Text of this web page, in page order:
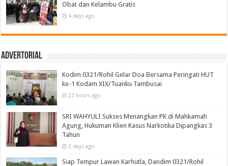
Obat dan Kelambu Gratis
4 days ago
Advertorial
Kodim 0321/Rohil Gelar Doa Bersama Peringati HUT
ke-1 Kodam XIX/Tuanku Tambusai
23 hours ago
SRI WAHYULI Sukses Menangkan PK di Mahkamah
Agung, Hukuman Klien Kasus Narkotika Dipangkas 3
Tahun
2 days ago
Siap Tempur Lawan Karhutla, Dandim 0321/Rohil